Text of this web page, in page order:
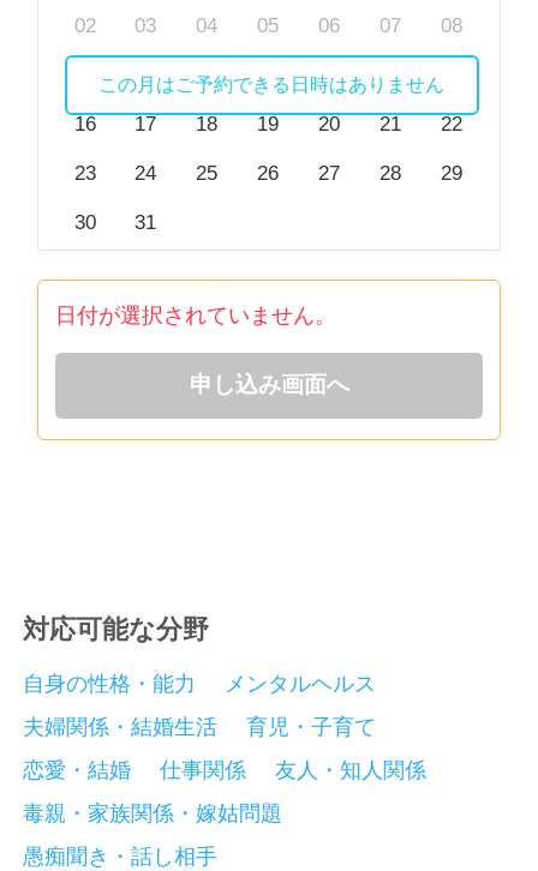
示」が必要となります。そのため、現在通院中の方
願いいたします。
は、カメラ機能をオフにしていただくことも可能で
す。無理のない範囲でご利用ください。
02 03 04 05 06 07 08
10 11 12 13 14
16 17 18 19 20 21 22
23 24 25 26 27 28 29
30 31
この月はご予約できる日時はありません
日付が選択されていません。
申し込み画面へ
対応可能な分野
自身の性格・能力
メンタルヘルス
夫婦関係・結婚生活
育児・子育て
恋愛・結婚
仕事関係
友人・知人関係
毒親・家族関係・嫁姑問題
愚痴聞き・話し相手